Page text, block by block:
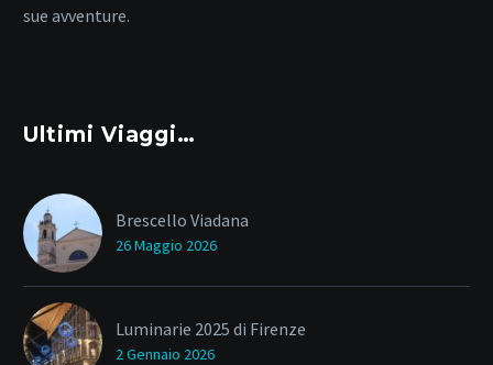
sue avventure.
Ultimi Viaggi…
Brescello Viadana
26 Maggio 2026
Luminarie 2025 di Firenze
2 Gennaio 2026